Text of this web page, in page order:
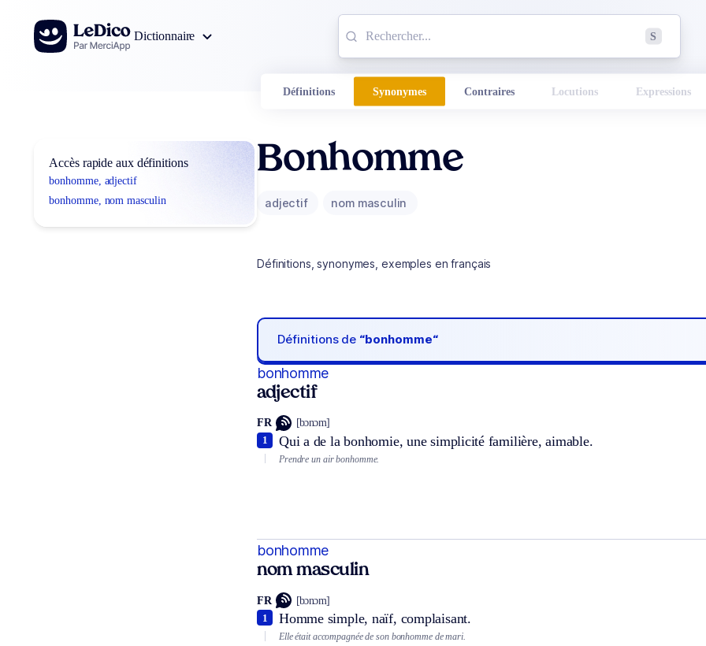
Aller au contenu
Dictionnaire
S
Définitions Synonymes Contraires Locutions Expressions
Accès rapide aux définitions
bonhomme, adjectif
bonhomme, nom masculin
Bonhomme
adjectif nom masculin
Définitions, synonymes, exemples en français
Définitions de “bonhomme“
bonhomme
adjectif
FR [bɔnɔm]
Qui a de la bonhomie, une simplicité familière, aimable.
1
Prendre un air bonhomme.
bonhomme
nom masculin
FR [bɔnɔm]
Homme simple, naïf, complaisant.
1
Elle était accompagnée de son bonhomme de mari.